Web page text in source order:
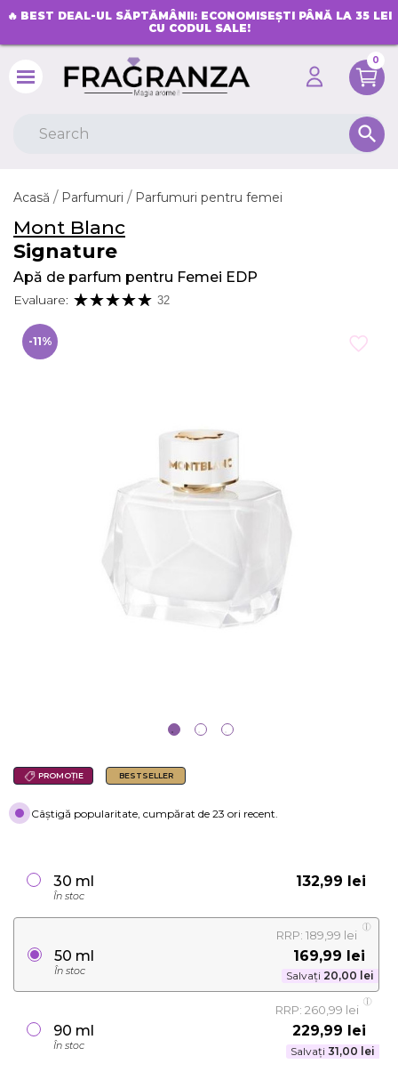
🔥 BEST DEAL-UL SĂPTĂMÂNII: ECONOMISEȘTI PÂNĂ LA 35 LEI
CU CODUL SALE!
0
search
Acasă Parfumuri Parfumuri pentru femei
Mont Blanc
Signature
Apă de parfum pentru Femei EDP
Evaluare: 32
-11%
PROMOȚIE BESTSELLER
Câștigă popularitate, cumpărat de 23 ori recent.
132,99 lei
30 ml
În stoc
169,99 lei
Salvați 20,00 lei
50 ml
În stoc
RRP: 189,99 lei
229,99 lei
Salvați 31,00 lei
90 ml
În stoc
RRP: 260,99 lei